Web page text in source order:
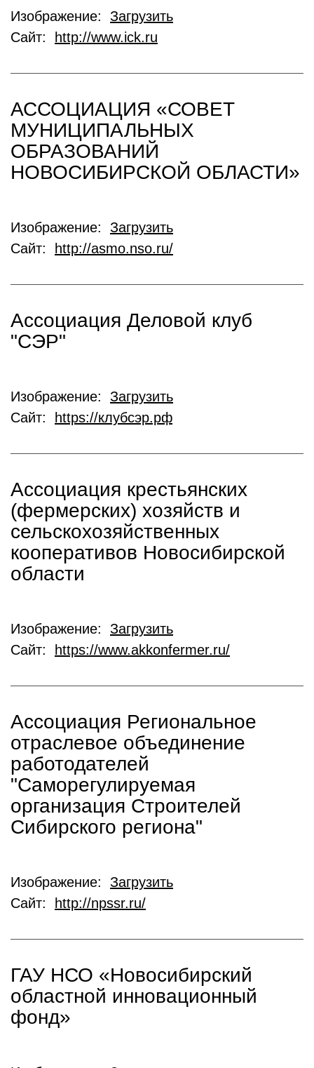
Изображение: Загрузить
Сайт:
http://www.ick.ru
АССОЦИАЦИЯ «СОВЕТ
МУНИЦИПАЛЬНЫХ
ОБРАЗОВАНИЙ
НОВОСИБИРСКОЙ ОБЛАСТИ»
Изображение: Загрузить
Сайт:
http://asmo.nso.ru/
Ассоциация Деловой клуб
"СЭР"
Изображение: Загрузить
Сайт:
https://клубсэр.рф
Ассоциация крестьянских
(фермерских) хозяйств и
сельскохозяйственных
кооперативов Новосибирской
области
Изображение: Загрузить
Сайт:
https://www.akkonfermer.ru/
Ассоциация Региональное
отраслевое объединение
работодателей
"Саморегулируемая
организация Строителей
Сибирского региона"
Изображение: Загрузить
Сайт:
http://npssr.ru/
ГАУ НСО «Новосибирский
областной инновационный
фонд»